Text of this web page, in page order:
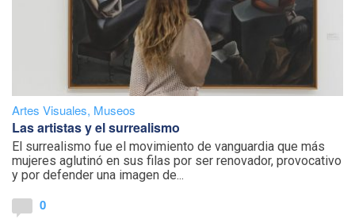
Artes Visuales, Museos
Las artistas y el surrealismo
El surrealismo fue el movimiento de vanguardia que más
mujeres aglutinó en sus filas por ser renovador, provocativo
y por defender una imagen de...
0